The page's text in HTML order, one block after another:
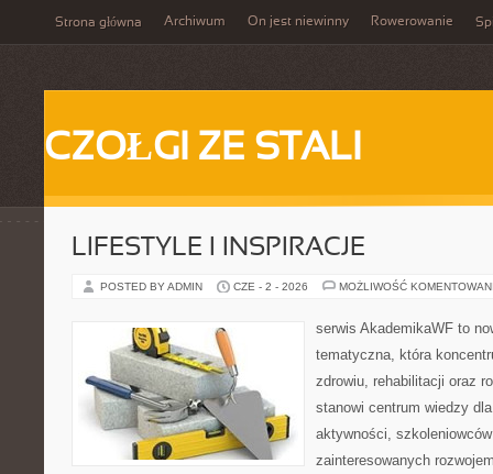
Strona główna Archiwum On jest niewinny Rowerowanie
CZOŁGI ZE STALI
LIFESTYLE I INSPIRACJE
POSTED BY ADMIN CZE - 2 - 2026 MOŻLIWOŚĆ
serwis AkademikaWF to
tematyczna, która
zdrowiu, rehabilitacji oraz
stanowi centrum wiedzy
aktywności,
zainteresowanych